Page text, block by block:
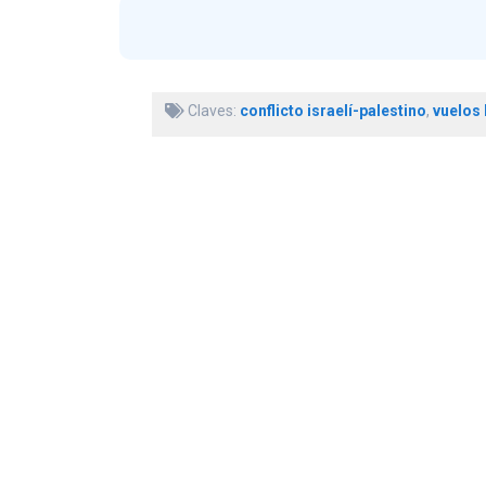
Claves: conflicto israelí-palestino, vuelos